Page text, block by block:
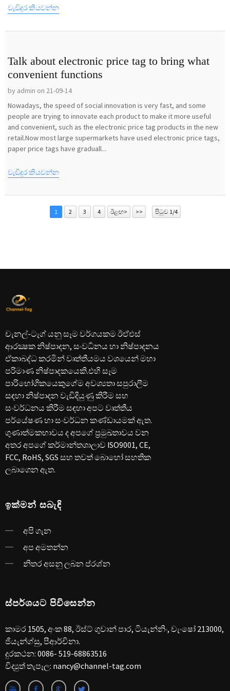
වැඩිදුර කියවන්න
Talk about electronic price tag to bring what
convenient functions
by admin on 21-09-14
Nowadays, the speed of social innovation is very fast, and some
people are trying to innovate each product to make it more useful
and convenient, such as the electronic price tag products in the new
retail.Now most large supermarkets have used electronic price tags,
paper price tags have graduall...
වැඩිදුර කියවන්න
1 2 3 4 ඊළඟ> >> පිටුව 1/4
චැනල්-ටැග් යනු සෑම වර්ගයකම ඊඒඑස්
ආරක්‍ෂක නිෂ්පාදන, සංවර්‍ධනය හා නිෂ්පාදනය
ඒකාබද්ධ කරමින් වෘත්තීයමය වශයෙන් මහා
පරිමාණ නිෂ්පාදකයෙකි.එහි සෑම
පාරිභෝගිකයෙකුගේම අවශ්‍යතා සපුරාලීම
සඳහා නිෂ්පාදන වැඩිදියුණු කිරීම සහ
සංවර්ධනය කිරීම සඳහා අපට වෘත්තීය
පර්යේෂණ හා සංවර්ධන කණ්ඩායමක් ඇත.
ගුණාත්මකභාවය ද අපගේ ප්‍රමුඛතාවය වන
අතර අපගේ කර්මාන්තශාලාව ISO9001, CE,
FCC, RoHS, SGS සහ තවත් බොහෝ සහතික
ලබාගෙන ඇත.
ඉක්මන් සබැඳි
අපි ගැන
අප අමතන්න
නිතර අසනු ලබන ප්රශ්න
ස්පර්ශයට පිවිසෙන්න
කාමර 1505, අංක 88, ඊස්ට් ගුවාන් පාර, ටියැන්නිං, චැංෂෝ 213000,
ජියැන්ග්සු, පීආර්චිනා.
දුරකථන: 0086- 519-68863516
විද්‍යුත් තැපෑල: nancy@channel-tag.com